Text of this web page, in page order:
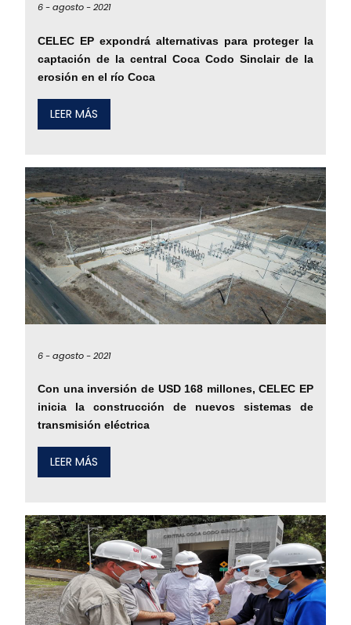
6 -agosto -2021
CELEC EP expondrá alternativas para proteger la
captación de la central Coca Codo Sinclair de la
erosión en el río Coca
LEER MÁS
6 -agosto -2021
Con una inversión de USD 168 millones, CELEC EP
inicia la construcción de nuevos sistemas de
transmisión eléctrica
LEER MÁS